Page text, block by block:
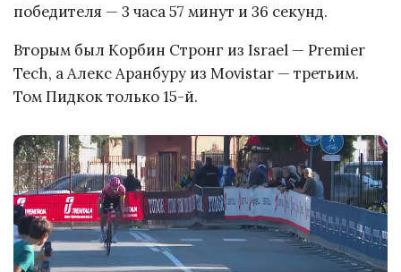
победителя — 3 часа 57 минут и 36 секунд.
Вторым был Корбин Стронг из Israel — Premier
Tech, а Алекс Аранбуру из Movistar — третьим.
Том Пидкок только 15-й.